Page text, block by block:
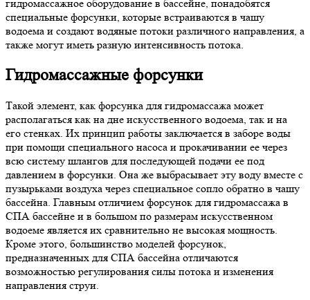
гидромассажное оборудование в бассейне, понадобятся
специальные форсунки, которые встраиваются в чашу
водоема и создают водяные потоки различного направления, а
также могут иметь разную интенсивность потока.
Гидромассажные форсунки
Такой элемент, как форсунка для гидромассажа может
располагаться как на дне искусственного водоема, так и на
его стенках. Их принцип работы заключается в заборе воды
при помощи специального насоса и прокачивании ее через
всю систему шлангов для последующей подачи ее под
давлением в форсунки. Она же выбрасывает эту воду вместе с
пузырьками воздуха через специальное сопло обратно в чашу
бассейна. Главным отличием форсунок для гидромассажа в
СПА бассейне и в большом по размерам искусственном
водоеме является их сравнительно не высокая мощность.
Кроме этого, большинство моделей форсунок,
предназначенных для СПА бассейна отличаются
возможностью регулирования силы потока и изменения
направления струи.